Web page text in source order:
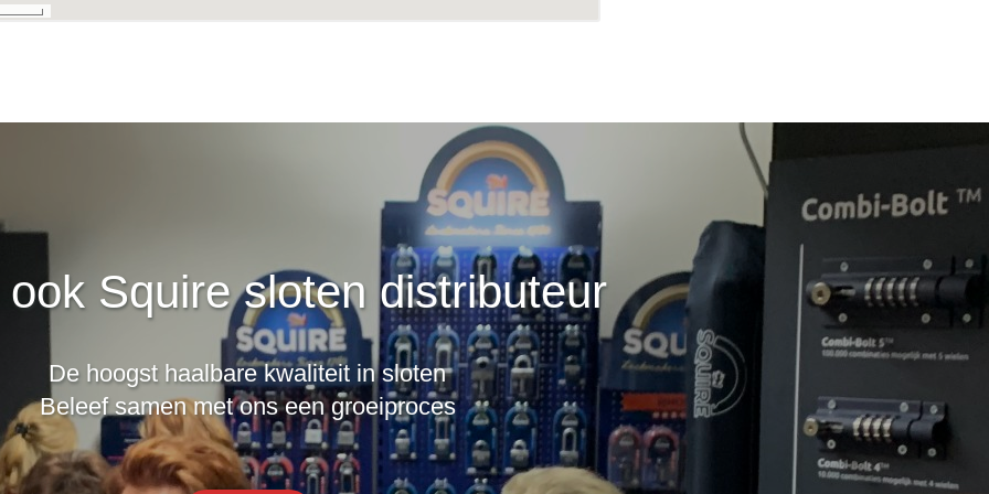
Squire sloten distributeur
De hoogst haalbare kwaliteit in sloten
Beleef samen met ons een groeiproces